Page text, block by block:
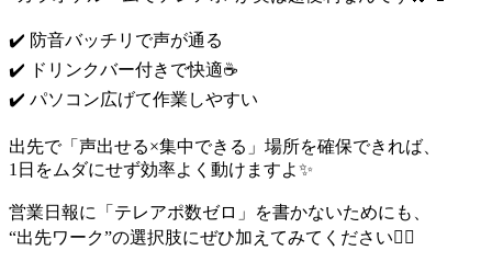
✔️ 防音バッチリで声が通る
✔️ ドリンクバー付きで快適☕
✔️ パソコン広げて作業しやすい
出先で「声出せる×集中できる」場所を確保できれば、
1日をムダにせず効率よく動けますよ✨
営業日報に「テレアポ数ゼロ」を書かないためにも、
“出先ワーク”の選択肢にぜひ加えてみてください✊🏻